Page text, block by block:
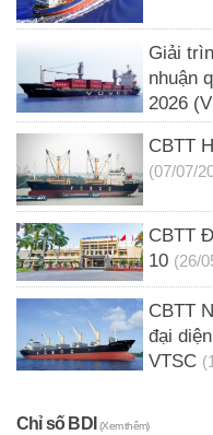
Giải
nhuận
2026
CBTT
(07/07/
CBTT
10 (26/
CBTT
đại
VTSC
Chỉ số BDI(Xem thêm)